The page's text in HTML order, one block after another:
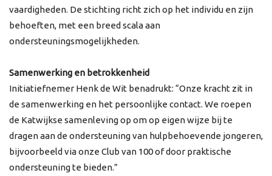
vaardigheden. De stichting richt zich op het individu en zijn
behoeften, met een breed scala aan
ondersteuningsmogelijkheden.
Samenwerking en betrokkenheid
Initiatiefnemer Henk de Wit benadrukt: “Onze kracht zit in
de samenwerking en het persoonlijke contact. We roepen
de Katwijkse samenleving op om op eigen wijze bij te
dragen aan de ondersteuning van hulpbehoevende jongeren,
bijvoorbeeld via onze Club van 100 of door praktische
ondersteuning te bieden.”